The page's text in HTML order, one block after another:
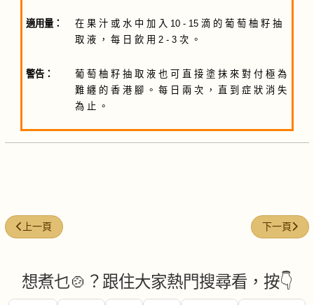
適用量：
在 果 汁 或 水 中 加 入 10 - 15 滴 的 葡 萄 柚 籽 抽
取 液 ， 每 日 飲 用 2 - 3 次 。
警告：
葡 萄 柚 籽 抽 取 液 也 可 直 接 塗 抹 來 對 付 極 為
難 纏 的 香 港 腳 。 每 日 兩 次 ， 直 到 症 狀 消 失
為 止 。
上一篇文章: 碗豆(GreenPeas)
上一頁 下一篇文
下一頁
想煮乜🍲？跟住大家熱門搜尋看，按👇